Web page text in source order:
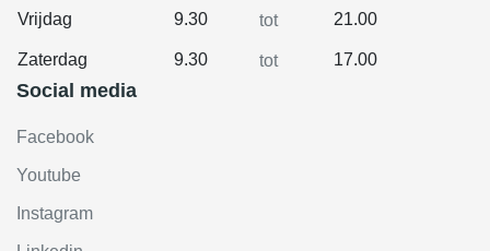
Vrijdag 9.30 tot 21.00
Zaterdag 9.30 tot 17.00
Social media
Facebook
Youtube
Instagram